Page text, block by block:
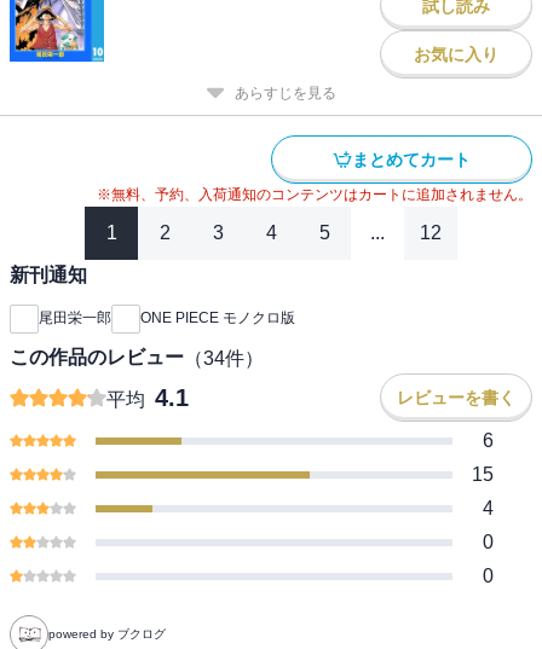
試し読み
お気に入り
あらすじを見る
まとめてカート
※無料、予約、入荷通知のコンテンツはカートに追加されません。
1 2 3 4 5 ... 12
新刊通知
尾田栄一郎 ONE PIECE モノクロ版
この作品のレビュー （34件）
平均 4.1 レビューを書く
6
15
4
0
0
powered by ブクログ